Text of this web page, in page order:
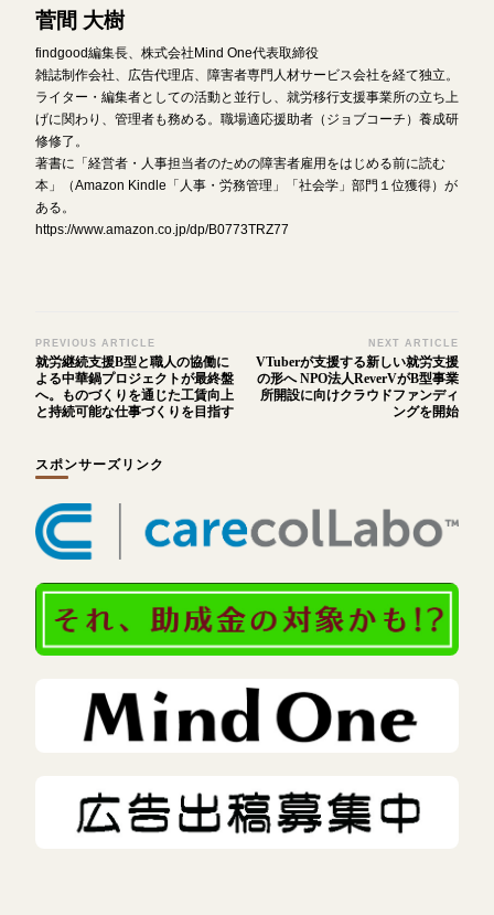
菅間 大樹
findgood編集長、株式会社Mind One代表取締役
雑誌制作会社、広告代理店、障害者専門人材サービス会社を経て独立。
ライター・編集者としての活動と並行し、就労移行支援事業所の立ち上
げに関わり、管理者も務める。職場適応援助者（ジョブコーチ）養成研
修修了。
著書に「経営者・人事担当者のための障害者雇用をはじめる前に読む
本」（Amazon Kindle「人事・労務管理」「社会学」部門１位獲得）が
ある。
https://www.amazon.co.jp/dp/B0773TRZ77
Post
Navigation
PREVIOUS ARTICLE
就労継続支援B型と職人の協働に
よる中華鍋プロジェクトが最終盤
へ。ものづくりを通じた工賃向上
と持続可能な仕事づくりを目指す
NEXT ARTICLE
VTuberが支援する新しい就労支援
の形へ NPO法人ReverVがB型事業
所開設に向けクラウドファンディ
ングを開始
スポンサーズリンク